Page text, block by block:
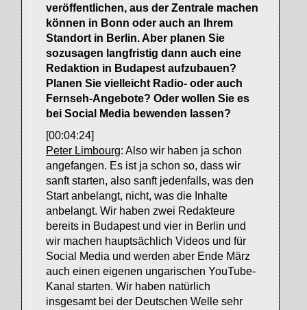
veröffentlichen, aus der Zentrale machen
können in Bonn oder auch an Ihrem
Standort in Berlin. Aber planen Sie
sozusagen langfristig dann auch eine
Redaktion in Budapest aufzubauen?
Planen Sie vielleicht Radio- oder auch
Fernseh-Angebote? Oder wollen Sie es
bei Social Media bewenden lassen?
[00:04:24]
Peter Limbourg: Also wir haben ja schon
angefangen. Es ist ja schon so, dass wir
sanft starten, also sanft jedenfalls, was den
Start anbelangt, nicht, was die Inhalte
anbelangt. Wir haben zwei Redakteure
bereits in Budapest und vier in Berlin und
wir machen hauptsächlich Videos und für
Social Media und werden aber Ende März
auch einen eigenen ungarischen YouTube-
Kanal starten. Wir haben natürlich
insgesamt bei der Deutschen Welle sehr